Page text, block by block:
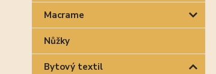
Macrame
Nůžky
Bytový textil